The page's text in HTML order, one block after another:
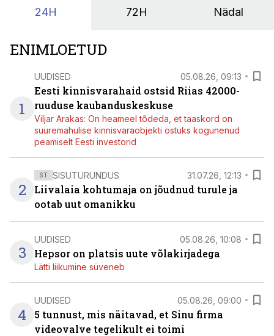
24H 72H Nädal
ENIMLOETUD
1
UUDISED 05.08.26, 09:13
Eesti kinnisvarahaid ostsid Riias 42000-
ruuduse kaubanduskeskuse
Viljar Arakas: On heameel tõdeda, et taaskord on
suuremahulise kinnisvaraobjekti ostuks kogunenud
peamiselt Eesti investorid
2
ST SISUTURUNDUS 31.07.26, 12:13
Liivalaia kohtumaja on jõudnud turule ja
ootab uut omanikku
3
UUDISED 05.08.26, 10:08
Hepsor on platsis uute võlakirjadega
Lätti liikumine süveneb
4
UUDISED 05.08.26, 09:00
5 tunnust, mis näitavad, et Sinu firma
videovalve tegelikult ei toimi